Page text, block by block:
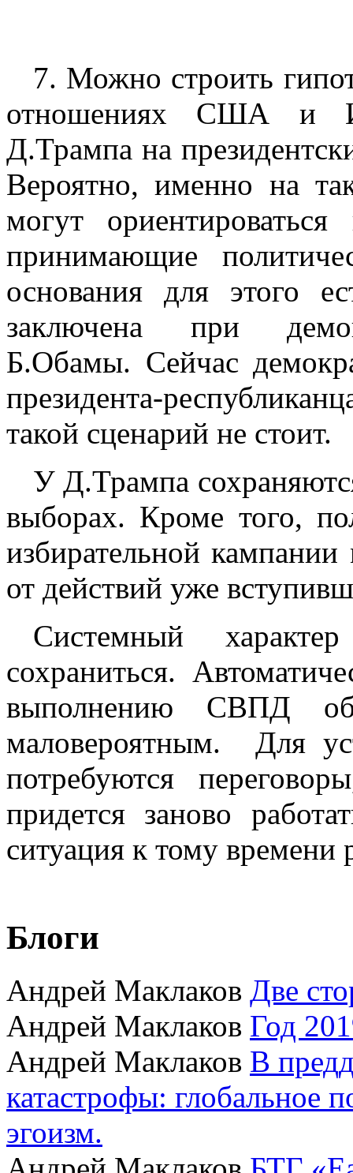
7. Можно строить
отношениях США и
Д.Трампа на
Вероятно, именно на
могут
принимающие
основания для этого
заключена при
Б.Обамы. Сейчас
президента-
такой сценарий не стоит.
У Д.Трампа
выборах. Кроме того,
избирательной
от действий уже
Системный
сохраниться.
выполнению СВПД
маловероятным.
Для
потребуются
придется заново
ситуация к тому времени
Блоги
Андрей Маклаков Две
Андрей Маклаков Год
Андрей Маклаков В
катастрофы: глобальное
эгоизм.